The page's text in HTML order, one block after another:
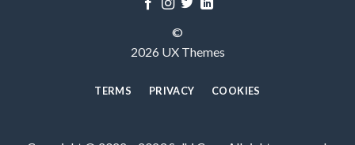
©
2026 UX Themes
TERMS PRIVACY COOKIES